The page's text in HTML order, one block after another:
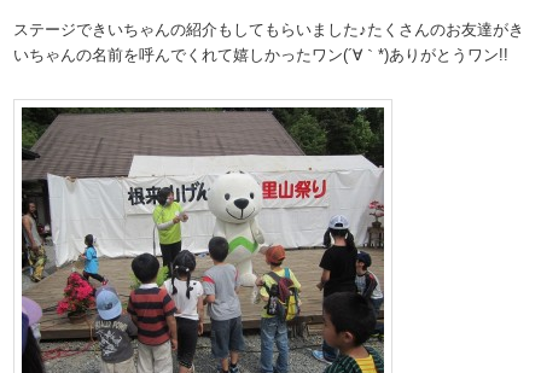
ステージできいちゃんの紹介もしてもらいました♪たくさんのお友達がき
いちゃんの名前を呼んでくれて嬉しかったワン(´∀｀*)ありがとうワン!!